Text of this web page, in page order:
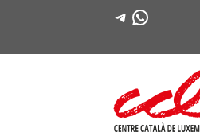
Telegram
WhatsApp
Salta
Vés